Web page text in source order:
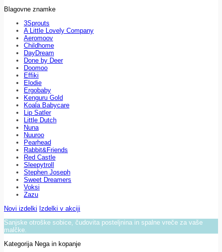
Blagovne znamke
3Sprouts
A Little Lovely Company
Aeromoov
Childhome
DayDream
Done by Deer
Doomoo
Effiki
Elodie
Ergobaby
Kenguru Gold
Koala Babycare
Lip Satler
Little Dutch
Nuna
Nuuroo
Pearhead
Rabbit&Friends
Red Castle
Sleepytroll
Stephen Joseph
Sweet Dreamers
Voksi
Zazu
Novi izdelki Izdelki v akciji
Sanjske otroške sobice, čudovita posteljnina in spalne vreče za vaše
malčke.
Kategorija Nega in kopanje